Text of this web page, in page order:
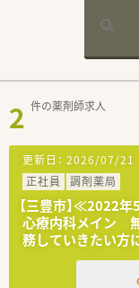
2 件の薬剤師求人
更新日： 2026/07/21
正社員
調剤薬局
【三豊市】≪2022年
心療内科メイン
務していきたい方